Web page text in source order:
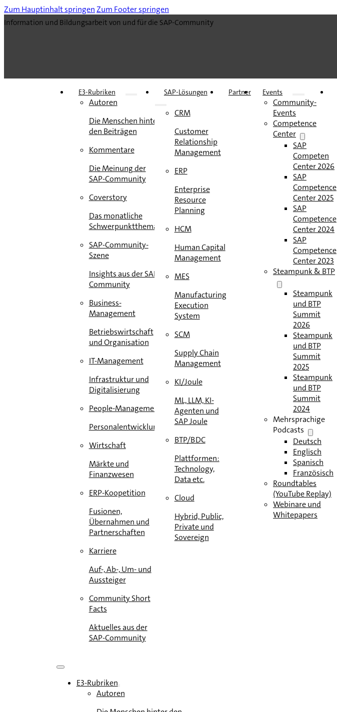
Zum Hauptinhalt springenZum Footer springen
Information und Bildungsarbeit von und für die SAP-Community
E3-Rubriken
Autoren
Die Menschen hinter
den Beiträgen
Kommentare
Die Meinung der
SAP-Community
Coverstory
Das monatliche
Schwerpunktthema
SAP-Community-
Szene
Insights aus der SAP-
Community
Business-
Management
Betriebswirtschaft
und Organisation
IT-Management
Infrastruktur und
Digitalisierung
People-Management
Personalentwicklung
Wirtschaft
Märkte und
Finanzwesen
ERP-Koopetition
Fusionen,
Übernahmen und
Partnerschaften
Karriere
Auf-, Ab-, Um- und
Aussteiger
Community Short
Facts
Aktuelles aus der
SAP-Community
SAP-Lösungen
CRM
Customer
Relationship
Management
ERP
Enterprise
Resource
Planning
HCM
Human Capital
Management
MES
Manufacturing
Execution
System
SCM
Supply Chain
Management
KI/Joule
ML, LLM, KI-
Agenten und
SAP Joule
BTP/BDC
Plattformen:
Technology,
Data etc.
Cloud
Hybrid, Public,
Private und
Sovereign
Partner Events
Community-
Events
Competence
Center
SAP
Competence
Center 2026
SAP
Competence
Center 2025
SAP
Competence
Center 2024
SAP
Competence
Center 2023
Steampunk & BTP
Steampunk
und BTP
Summit
2026
Steampunk
und BTP
Summit
2025
Steampunk
und BTP
Summit
2024
Mehrsprachige
Podcasts
Deutsch
Englisch
Spanisch
Französisch
Roundtables
(YouTube Replay)
Webinare und
Whitepapers
E3-Rubriken
Autoren